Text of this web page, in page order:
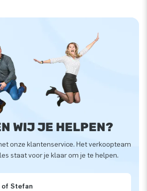
WIJ JE HELPEN?
onze klantenservice. Het verkoopteam
staat voor je klaar om je te helpen.
of Stefan